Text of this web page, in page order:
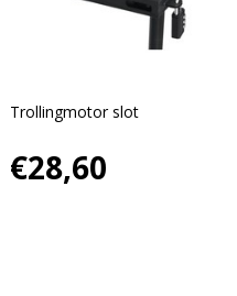
Trollingmotor slot
€28,60